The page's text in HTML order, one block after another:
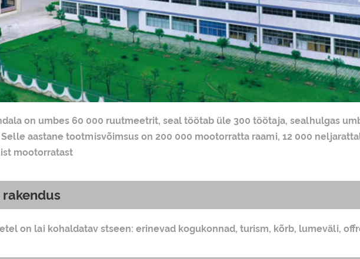
on umbes 60 000 ruutmeetrit, seal töötab üle 300 töötaja, sealhulgas
aastane tootmisvõimsus on 200 000 mootorratta raami, 12 000
mootorratast
rakendus
on lai kohaldatav stseen: erinevad kogukonnad, turism, kõrb, lumeväli,